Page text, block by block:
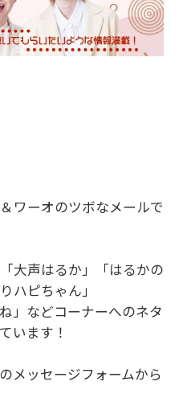
ワーオのツボなメールで
大声はるか」「はるかの
ハピちゃん」
」などコーナーへのネタ
います！
メッセージフォームから